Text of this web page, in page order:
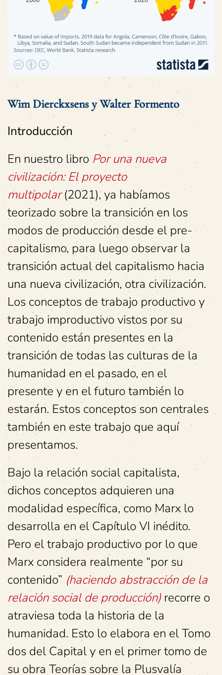
Wim Dierckxsens y Walter Formento
Introducción
En nuestro libro Por una nueva
civilización: El proyecto
multipolar(2021), ya habíamos
teorizado sobre la transición en los
modos de producción desde el pre-
capitalismo, para luego observar la
transición actual del capitalismo hacia
una nueva civilización, otra civilización.
Los conceptos de trabajo productivo y
trabajo improductivo vistos por su
contenido están presentes en la
transición de todas las culturas de la
humanidad en el pasado, en el
presente y en el futuro también lo
estarán. Estos conceptos son centrales
también en este trabajo que aquí
presentamos.
Bajo la relación social capitalista,
dichos conceptos adquieren una
modalidad específica, como Marx lo
desarrolla en el Capítulo VI inédito.
Pero el trabajo productivo por lo que
Marx considera realmente “por su
contenido” (haciendo abstracción de la
relación social de producción) recorre o
atraviesa toda la historia de la
humanidad. Esto lo elabora en el Tomo
dos del Capital y en el primer tomo de
su obra Teorías sobre la Plusvalía